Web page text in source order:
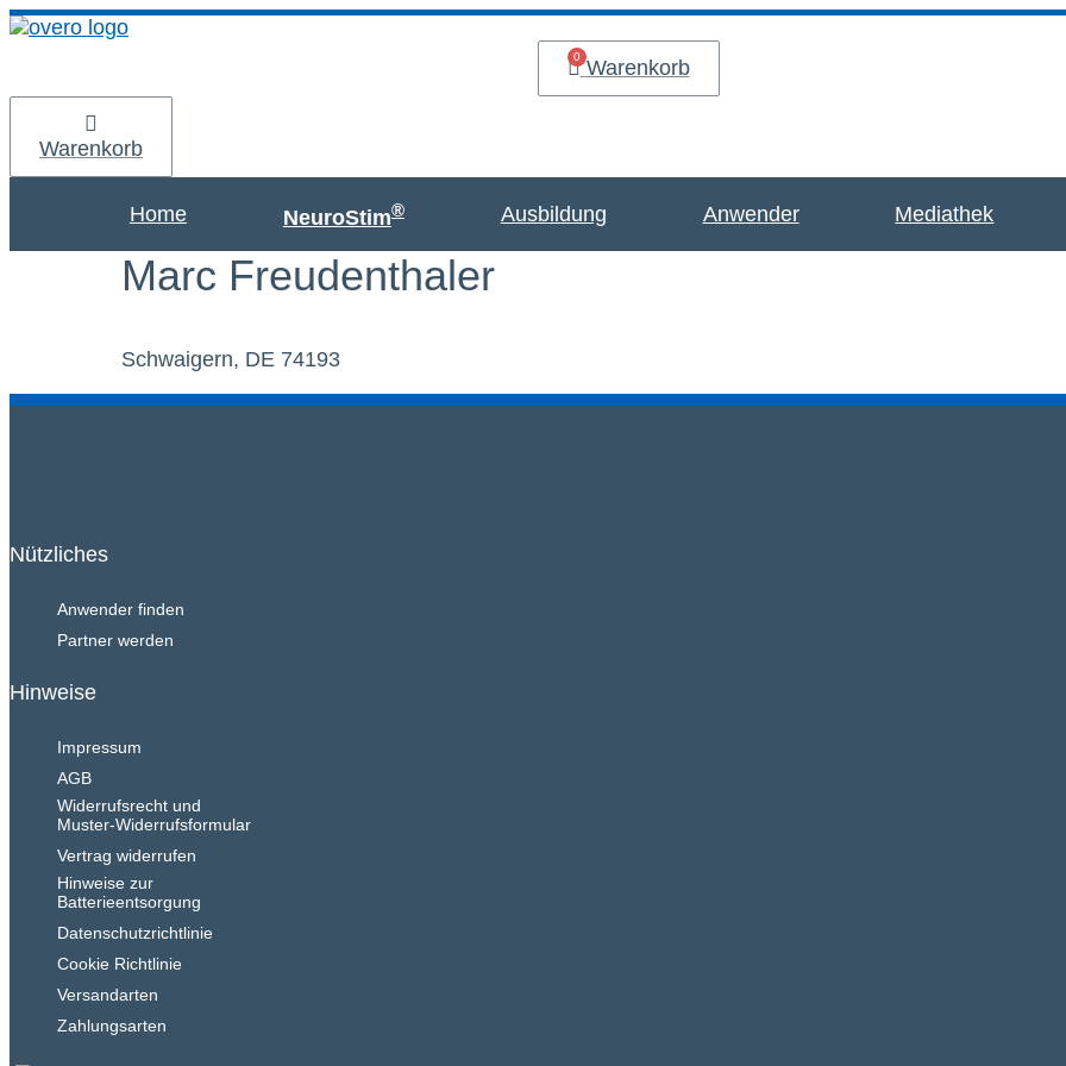
Zum
Warenkorb
Warenkorb
Home NeuroStim® Ausbildung Anwender Mediathek
Marc Freudenthaler
Schwaigern, DE 74193
Nützliches
Anwender finden
Partner werden
Hinweise
Impressum
AGB
Widerrufsrecht und
Muster-Widerrufsformular
Vertrag widerrufen
Hinweise zur
Batterieentsorgung
Datenschutzrichtlinie
Cookie Richtlinie
Versandarten
Zahlungsarten